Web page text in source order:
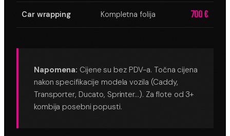
Car wrapping Kompletna folija 700 €
Napomena: Cijene su bez PDV-a. Točna cijena
nakon specifikacije modela vozila (Caddy,
Transporter, Ducato, Sprinter…). Za flote od 3+
kombija posebni popusti.